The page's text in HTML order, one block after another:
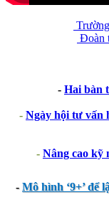
Đoàn
- Hai bàn
- Ngày hội tư vấn
- Nâng cao kỹ
-Mô hình ‘9+’ để